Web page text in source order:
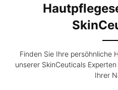
Finden Sie Ihre persöhnliche
unserer SkinCeuticals
Ihrer